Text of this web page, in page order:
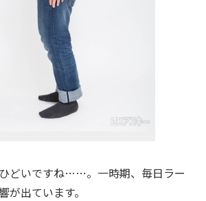
どいですね……。一時期、毎日ラー
が出ています。